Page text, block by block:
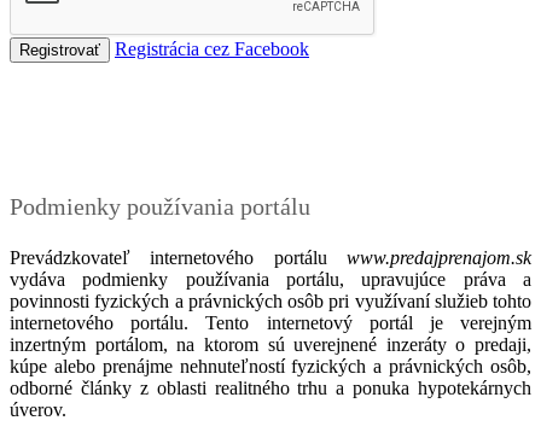
Registrácia cez Facebook
Podmienky používania portálu
Prevádzkovateľ internetového portálu www.predajprenajom.sk
vydáva podmienky používania portálu, upravujúce práva a
povinnosti fyzických a právnických osôb pri využívaní služieb tohto
internetového portálu. Tento internetový portál je verejným
inzertným portálom, na ktorom sú uverejnené inzeráty o predaji,
kúpe alebo prenájme nehnuteľností fyzických a právnických osôb,
odborné články z oblasti realitného trhu a ponuka hypotekárnych
úverov.